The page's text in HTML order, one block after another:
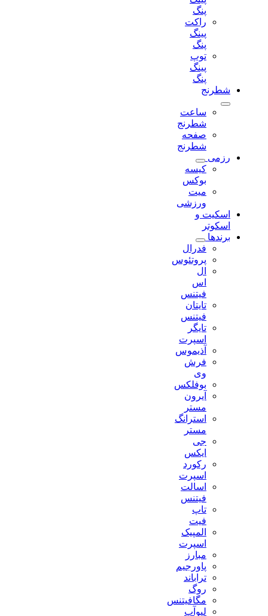
راکت
توپ
شطرنج
ساعت
شطرنج
صفحه
شطرنج
رزمی
کیسه
بوکس
میت
ورزشی
اسکیت و
اسکوتر
برندها
فدرال
پروتئوس
فیتنس
تایتان
فیتنس
تایگر
اسپرت
آذیموس
فرش
بوفلکس
آیرون
استرانگ
جی
رکورد
اسپرت
اسالت
فیتنس
تاپ
المپیک
اسپرت
مبارز
پاورجیم
تراباند
روگ
مگافیتنس
لیوآپ